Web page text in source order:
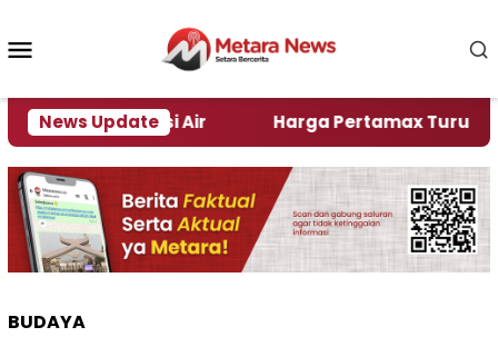
konten
News Update
Alami Krisi Air Harga Pertamax Turun Per
BUDAYA